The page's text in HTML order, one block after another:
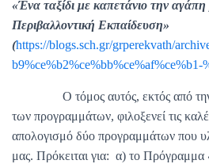
«Ένα ταξίδι με καπετάνιο την αγάπη
Περιβαλλοντική Εκπαίδευση»
(https://blogs.sch.gr/grperekvath/
b9%ce%b2%ce%bb%ce%af%ce%b1-
Ο τόμος αυτός, εκτός από την
των προγραμμάτων, φιλοξενεί τις
απολογισμό δύο προγραμμάτων που
μας. Πρόκειται για: α) το Πρόγραμμα